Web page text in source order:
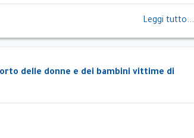
Leggi tutto...
delle donne e dei bambini vittime di